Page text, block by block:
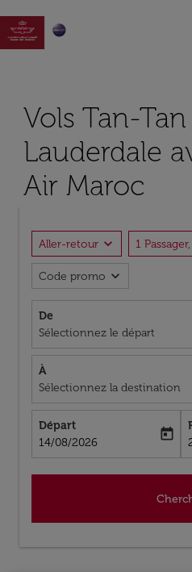

Vols Tan-
Lauderdale
Air Maroc
Aller-retour expand_more 1
Code promo expand_more
De
Sélectionnez le départ
À
Sélectionnez la destination
Départ
fc-booking-departure-date-
14/08/2026
today